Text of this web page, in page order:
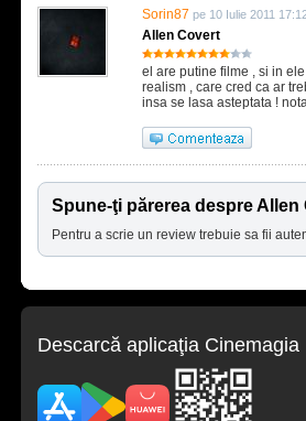
Sorin87 pe 10 Iulie 2011
Allen Covert
el are putine filme , si in
realism , care cred ca ar
insa se lasa asteptata !
Spune-ţi părerea despre Allen
Pentru a scrie un review trebuie sa fii
Descarcă aplicaţia Cinemagia